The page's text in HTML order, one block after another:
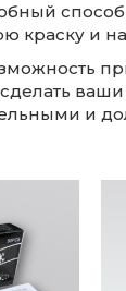
краску и
и